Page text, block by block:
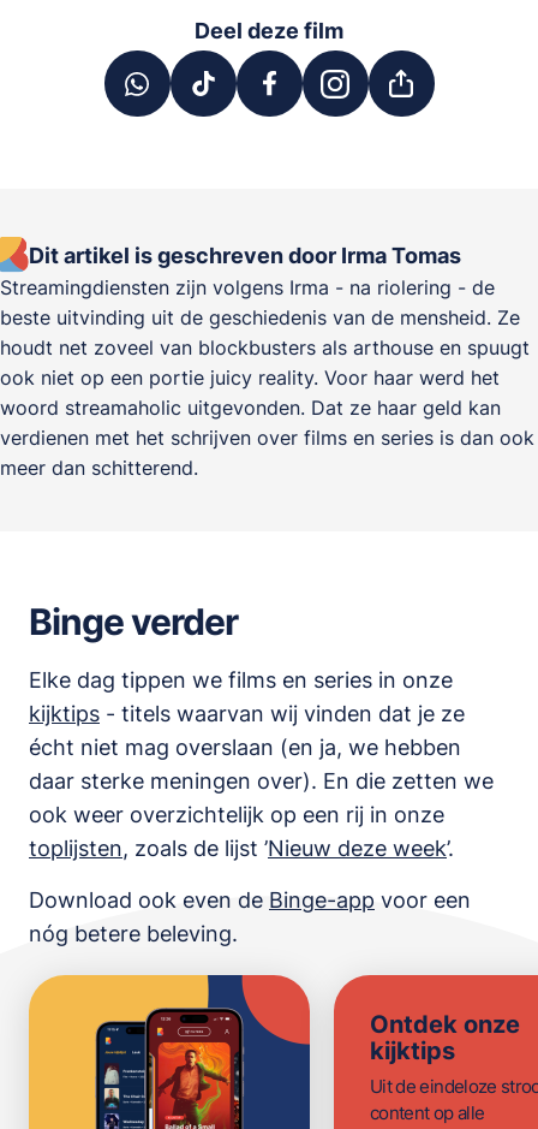
Deel deze film
Dit artikel is geschreven door Irma Tomas
Streamingdiensten zijn volgens Irma - na riolering - de
beste uitvinding uit de geschiedenis van de mensheid. Ze
houdt net zoveel van blockbusters als arthouse en spuugt
ook niet op een portie juicy reality. Voor haar werd het
woord streamaholic uitgevonden. Dat ze haar geld kan
verdienen met het schrijven over films en series is dan ook
meer dan schitterend.
Binge verder
Elke dag tippen we films en series in onze
kijktips - titels waarvan wij vinden dat je ze
écht niet mag overslaan (en ja, we hebben
daar sterke meningen over). En die zetten we
ook weer overzichtelijk op een rij in onze
toplijsten, zoals de lijst ’Nieuw deze week’.
Download ook even de Binge-app voor een
nóg betere beleving.
Ontdek onze
kijktips
Uit de eindeloze
content op alle